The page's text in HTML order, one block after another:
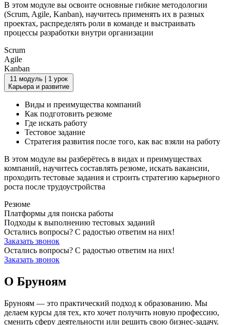
В этом модуле вы освоите основные гибкие методологии
(Scrum, Agile, Kanban), научитесь применять их в разных
проектах, распределять роли в команде и выстраивать
процессы разработки внутри организации
Scrum
Agile
Kanban
11 модуль
1 урок
Карьера и развитие
Виды и преимущества компаний
Как подготовить резюме
Где искать работу
Тестовое задание
Стратегия развития после того, как вас взяли на работу
В этом модуле вы разберётесь в видах и преимуществах
компаний, научитесь составлять резюме, искать вакансии,
проходить тестовые задания и строить стратегию карьерного
роста после трудоустройства
Резюме
Платформы для поиска работы
Подходы к выполнению тестовых заданий
Остались вопросы? С радостью ответим на них!
Заказать звонок
Остались вопросы? С радостью ответим на них!
Заказать звонок
О Бруноям
Бруноям — это практический подход к образованию. Мы
делаем курсы для тех, кто хочет получить новую профессию,
сменить сферу деятельности или решить свою бизнес-задачу.